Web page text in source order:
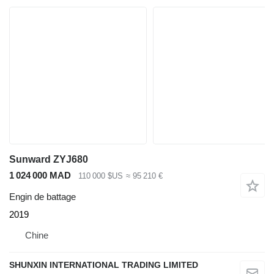
Sunward ZYJ680
1 024 000 MAD
110 000 $US ≈ 95 210 €
Engin de battage
2019
Chine
SHUNXIN INTERNATIONAL TRADING LIMITED